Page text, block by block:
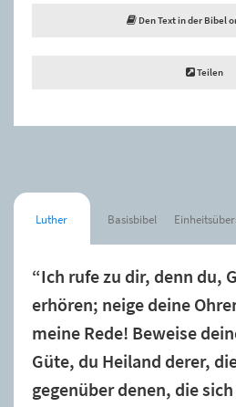
Den Text in der Bibel
Teilen
Luther Basisbibel
“Ich rufe zu dir, denn du,
erhören; neige deine
meine Rede! Beweise
Güte, du Heiland derer,
gegenüber denen, die